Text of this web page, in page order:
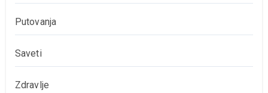
Putovanja
Saveti
Zdravlje